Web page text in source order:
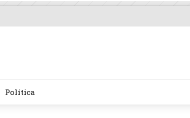
Política